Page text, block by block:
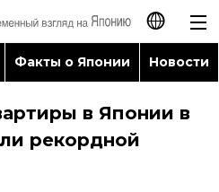
日本語
English
Факты о Японии Новости
в Японии в
рекордной